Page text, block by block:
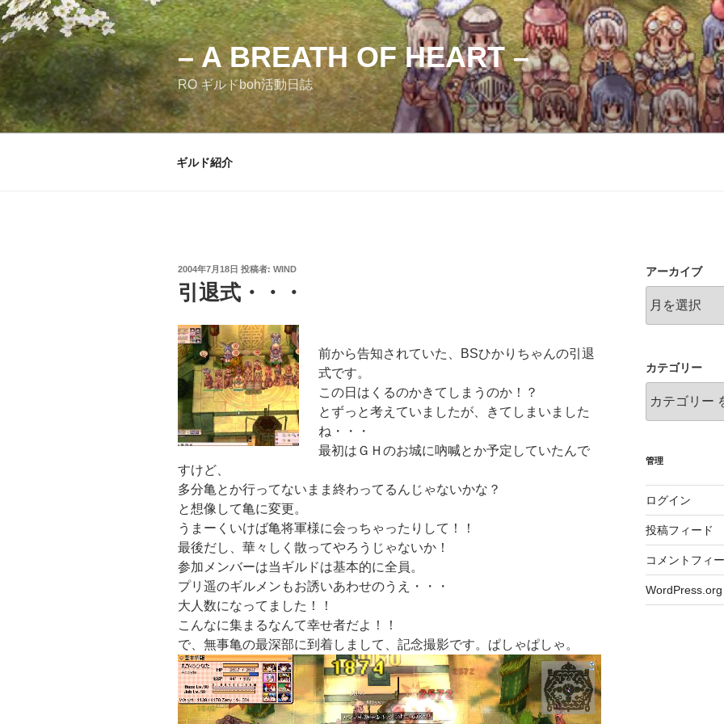
コ
ン
テ
ン
へ
ス
– A BREATH OF HEART –
RO ギルドboh活動日誌
ギルド紹介
投
稿
日:
2004年7月18日 投稿者: WIND
引退式・・・
前から告知されていた、BSひかりちゃんの引退
式です。
この日はくるのかきてしまうのか！？
とずっと考えていましたが、きてしまいました
ね・・・
最初はＧＨのお城に吶喊とか予定していたんで
すけど、
多分亀とか行ってないまま終わってるんじゃないかな？
と想像して亀に変更。
うまーくいけば亀将軍様に会っちゃったりして！！
最後だし、華々しく散ってやろうじゃないか！
参加メンバーは当ギルドは基本的に全員。
プリ遥のギルメンもお誘いあわせのうえ・・・
大人数になってました！！
こんなに集まるなんて幸せ者だよ！！
で、無事亀の最深部に到着しまして、記念撮影です。ぱしゃぱしゃ。
アーカイブ
カテゴリー
管理
ログイン
投稿フィード
コメントフィ
WordPress.org